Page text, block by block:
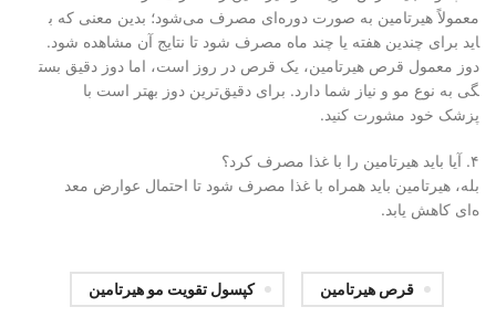
معمولاً هیرتامین به صورت دوره‌ای مصرف می‌شود؛ بدین معنی که ب
اید برای چندین هفته یا چند ماه مصرف شود تا نتایج آن مشاهده شود.
دوز معمول قرص هیرتامین، یک قر ص در روز است، اما دوز دقیق بست
گی به نوع مو و نیاز شما دارد. برای دقیق‌ترین دوز بهتر است با
پزشک خود مشورت کنید.
۴. آیا باید هیرتامین را با غذا
مصرف کرد؟
بله، هیرتامین باید همراه با غذا مصرف شود تا احتمال عوارض معد
ه‌ای کاهش یابد.
قرص هیرتامین کپسول تقویت مو هیرتامین